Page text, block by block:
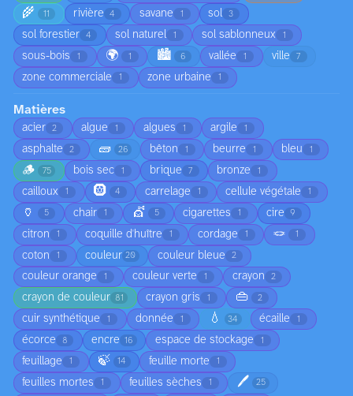
🌾 11 rivière 4 savane 1 sol 3
sol forestier 4 sol naturel 1 sol sablonneux 1
sous-bois 1 🌍 1 🏙️ 6 vallée 1 ville 7
zone commerciale 1 zone urbaine 1
Matières
acier 2 algue 1 algues 1 argile 1
asphalte 2 🧱 26 bêton 1 beurre 1 bleu 1
🪵 75 bois sec 1 brique 7 bronze 1
cailloux 1 🛞 4 carrelage 1 cellule végétale 1
🏺 5 chair 1 💇 5 cigarettes 1 cire 9
citron 1 coquille d'huître 1 cordage 1 🪢 1
coton 1 couleur 20 couleur bleue 2
couleur orange 1 couleur verte 1 crayon 2
crayon de couleur 81 crayon gris 1 👜 2
cuir synthétique 1 donnée 1 💧 34 écaille 1
écorce 8 encre 16 espace de stockage 1
feuillage 1 🍃 14 feuille morte 1
feuilles mortes 1 feuilles sèches 1 🖊️ 25